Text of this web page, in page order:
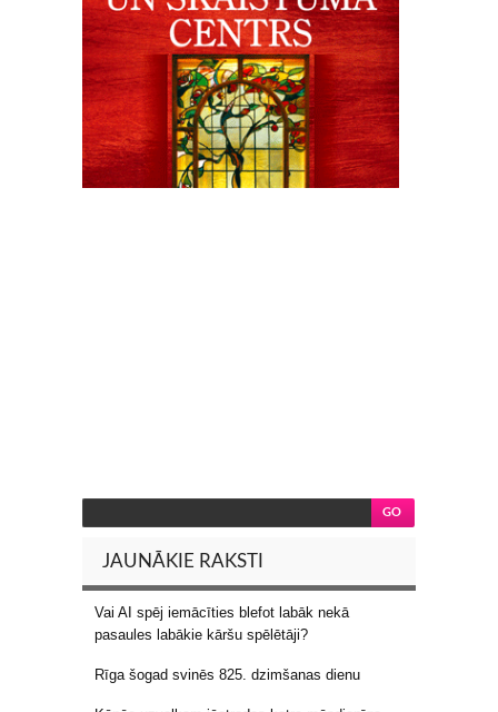
JAUNĀKIE RAKSTI
Vai AI spēj iemācīties blefot labāk nekā
pasaules labākie kāršu spēlētāji?
Rīga šogad svinēs 825. dzimšanas dienu